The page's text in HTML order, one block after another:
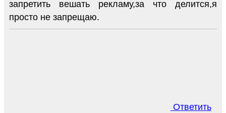
запретить вешать рекламу,за что делится,я
просто не запрещаю.
Ответить